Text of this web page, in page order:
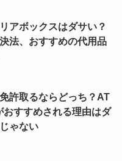
アボックスはダサい？
法、おすすめの代用品
許取るならどっち？AT
おすすめされる理由はダ
ゃない